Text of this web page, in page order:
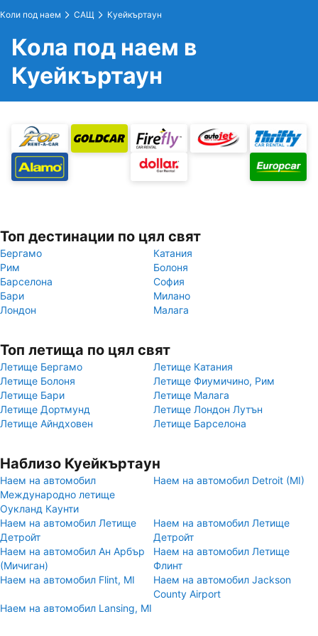
Коли под наем САЩ Куейкъртаун
Кола под наем в
Куейкъртаун
Топ дестинации по цял свят
Бергамо
Катания
Рим
Болоня
Барселона
София
Бари
Милано
Лондон
Малага
Топ летища по цял свят
Летище Бергамо
Летище Катания
Летище Болоня
Летище Фиумичино, Рим
Летище Бари
Летище Малага
Летище Дортмунд
Летище Лондон Лутън
Летище Айндховен
Летище Барселона
Наблизо Куейкъртаун
Наем на автомобил
Международно летище
Оукланд Каунти
Наем на автомобил Detroit (MI)
Наем на автомобил Летище
Детройт
Наем на автомобил Летище
Детройт
Наем на автомобил Ан Арбър
(Мичиган)
Наем на автомобил Летище
Флинт
Наем на автомобил Flint, MI
Наем на автомобил Jackson
County Airport
Наем на автомобил Lansing, MI